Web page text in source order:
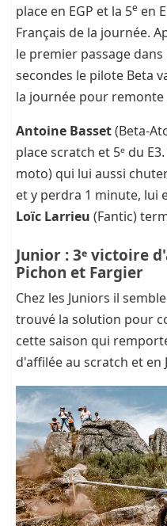
place en EGP et la 5e en
Français de la journée.
le premier passage
secondes le pilote Beta
la journée pour remonte
Antoine Basset(Beta-
place scratch et 5ᵉ du E3.
moto) qui lui aussi
et y perdra 1 minute, lui
Loïc Larrieu (Fantic)
Junior : 3ᵉ victoire
Pichon et Fargier
Chez les Juniors il
trouvé la solution pour
cette saison qui
d'affilée au scratch et en